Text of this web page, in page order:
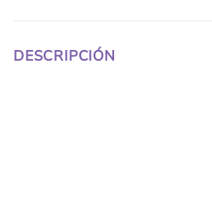
DESCRIPCIÓN